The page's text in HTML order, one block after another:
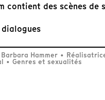
contient des scènes de
dialogues
Hammer •
• Genres et sexualités